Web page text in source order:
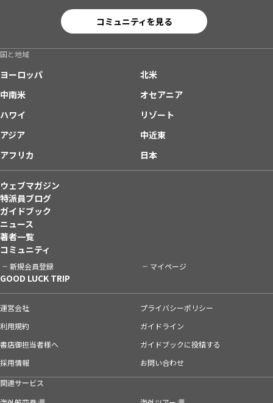
コミュニティを見る
国と地域
ヨーロッパ
北米
中南米
オセアニア
ハワイ
リゾート
アジア
中近東
アフリカ
日本
ウェブマガジン
特派員ブログ
ガイドブック
ニュース
著者一覧
コミュニティ
新規会員登録 マイページ
GOOD LUCK TRIP
運営会社
プライバシーポリシー
利用規約
ガイドライン
書店御担当者様へ
ガイドブックに投稿する
採用情報
お問い合わせ
関連サービス